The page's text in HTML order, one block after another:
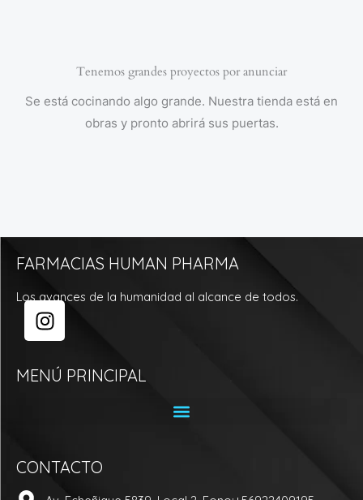
Tenemos grandes proyectos por anunciar
Se está cocinando algo grande. Nuestra tienda está en
obras y pronto abrirá sus puertas.
FARMACIAS HUMAN PHARMA
Los avances de la humanidad al alcance de todos.
I
n
t
m
MENÚ PRINCIPAL
CONTACTO